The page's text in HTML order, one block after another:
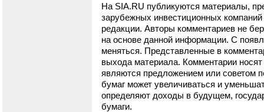
На SIA.RU публикуются материалы,
зарубежных инвестиционных
редакции. Авторы комментариев не
на основе данной информации. С
меняться. Представленные в
выхода материала. Комментарии
являются предложением или советом
бумаг может увеличиваться и
определяют доходы в будущем,
бумаги.